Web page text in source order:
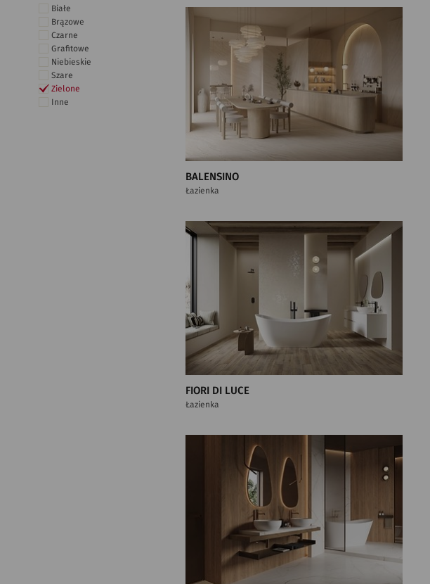
Białe
Brązowe
Czarne
Grafitowe
Niebieskie
Szare
Zielone
Inne
BALENSINO
Łazienka
FIORI DI LUCE
Łazienka